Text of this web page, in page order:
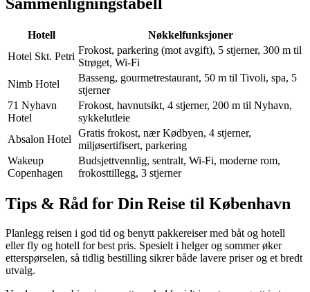
Hotell
Nøkkelfunksjoner
Hotel Skt. Petri
Frokost, parkering (mot avgift), 5 stjerner, 300 m til
Strøget, Wi-Fi
Nimb Hotel
Basseng, gourmetrestaurant, 50 m til Tivoli, spa, 5
stjerner
71 Nyhavn
Hotel
Frokost, havnutsikt, 4 stjerner, 200 m til Nyhavn,
sykkelutleie
Absalon Hotel
Gratis frokost, nær Kødbyen, 4 stjerner,
miljøsertifisert, parkering
Wakeup
Copenhagen
Budsjettvennlig, sentralt, Wi-Fi, moderne rom,
frokosttillegg, 3 stjerner
Tips & Råd for Din Reise til København
Planlegg reisen i god tid og benytt pakkereiser med båt og hotell
eller fly og hotell for best pris. Spesielt i helger og sommer øker
etterspørselen, så tidlig bestilling sikrer både lavere priser og et bredt
utvalg.